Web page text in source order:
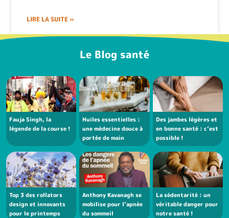
LIRE LA SUITE »
Le Blog santé
Fauja Singh, la
légende de la course !
Huiles essentielles :
une médecine douce à
portée de main
Des jambes légères et
en bonne santé : c’est
possible !
Top 3 des rollators
design et innovants
pour le printemps
Anthony Kavanagh se
mobilise pour l’apnée
du sommeil
La sédentarité : un
véritable danger pour
notre santé !